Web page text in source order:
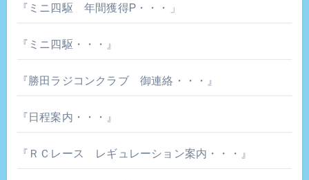
『ミニ四駆 年間獲得P・・・」
『ミニ四駆・・・』
『勝田ラジコンクラブ 御連絡・・・』
『日程案内・・・』
『ＲＣレース レギュレーション案内・・・』